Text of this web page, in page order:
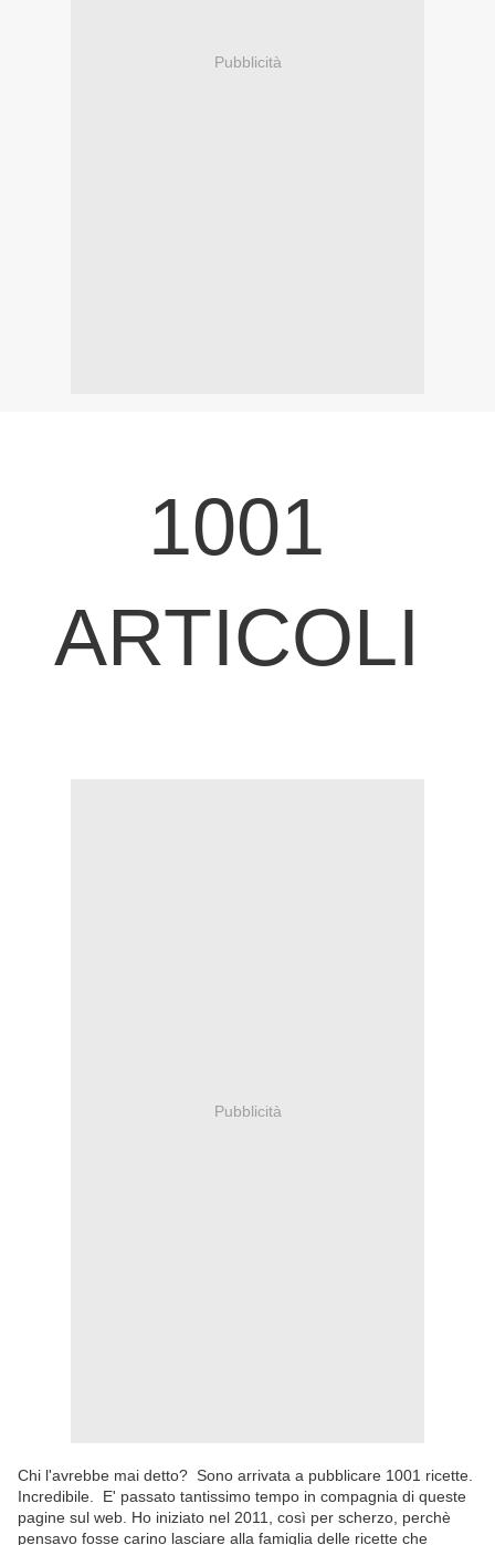
Pubblicità
1001
ARTICOLI
Pubblicità
Chi l'avrebbe mai detto? Sono arrivata a pubblicare 1001 ricette.
Incredibile. E' passato tantissimo tempo in compagnia di queste
pagine sul web. Ho iniziato nel 2011, così per scherzo, perchè
pensavo fosse carino lasciare alla famiglia delle ricette che